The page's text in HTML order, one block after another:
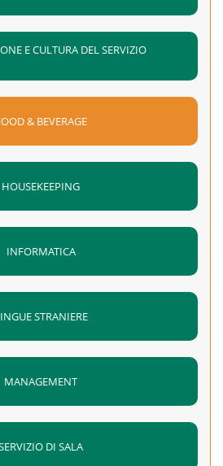
E CULTURA DEL SERVIZIO
& BEVERAGE
HOUSEKEEPING
INFORMATICA
STRANIERE
MANAGEMENT
DI SALA